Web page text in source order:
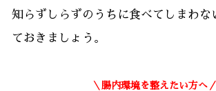
知らずしらずのうちに食べてしまわな
ておきましょう。
＼腸内環境を整えたい方へ／